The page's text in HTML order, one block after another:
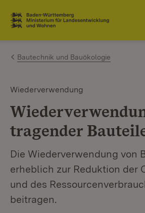
Zum Inhalt springen
Link zur Startseite
Bautechnik und Bauökologie
Wiederverwendung
tragender
Die Wiederverwendung von
erheblich zur Reduktion der
und des
beitragen.